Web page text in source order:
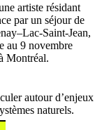
artiste résidant
par un séjour de
Saint-Jean,
au 9 novembre
Montréal.
autour d’enjeux
naturels.